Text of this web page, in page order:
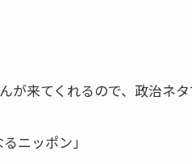
来てくれるので、政治ネタ
ニッポン」